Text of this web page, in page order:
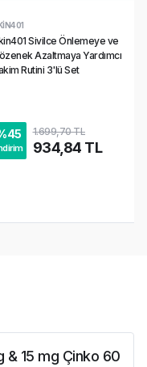
Sivilce Önlemeye ve
Azaltmaya Yardımcı
Rutini 3'lü Set
45 1.699,70 TL
934,84 TL
& 15 mg Çinko 60